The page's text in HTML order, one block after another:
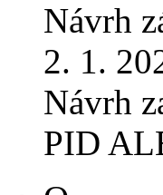
Návrh
2. 1.
Návrh
PID